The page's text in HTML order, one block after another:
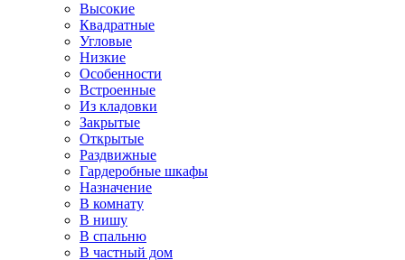
Высокие
Квадратные
Угловые
Низкие
Особенности
Встроенные
Из кладовки
Закрытые
Открытые
Раздвижные
Гардеробные шкафы
Назначение
В комнату
В нишу
В спальню
В частный дом